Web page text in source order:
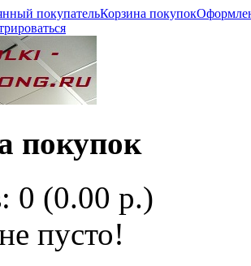
покупательКорзина покупок
покупок
0 (0.00 р.)
пусто!